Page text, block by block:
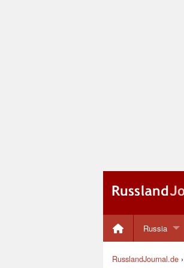
Russia
RusslandJournal.de ›